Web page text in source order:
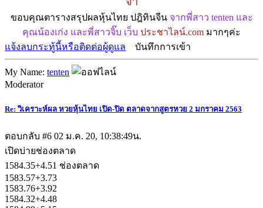
ขอบคุณตารางสรุปผลหุ้นไทย ปฎิทินจีน จากพี่สาว tenten และ
คุณน้องเก่ง และพี่สาวจิ๊บ เว็บ ประชาไลน์.com มากๆค่ะ
แจ้งลบกระทู้นี้หรือติดต่อผู้ดูแล
บันทึกการเข้า
My Name: tenten
Moderator
Re: วิเคราะห์ผล หวยหุ้นไทย เปิด-ปิด ตลาดจากสูตรหวย 2 มกราคม 2563
ตอบกลับ #6 02 ม.ค. 20, 10:38:49น.
เปิดบ่ายช่องตลาด
1584.35+4.51 ช่องตลาด
1583.57+3.73
1583.76+3.92
1584.32+4.48